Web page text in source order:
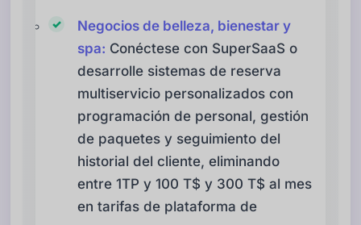
Negocios de belleza, bienestar y
spa: Conéctese con SuperSaaS o
desarrolle sistemas de reserva
multiservicio personalizados con
programación de personal, gestión
de paquetes y seguimiento del
historial del cliente, eliminando
entre 1TP y 100 T$ y 300 T$ al mes
en tarifas de plataforma de